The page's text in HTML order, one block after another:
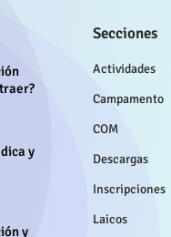
y
y
Secciones
Actividades
Campamento
COM
Descargas
Inscripciones
Laicos